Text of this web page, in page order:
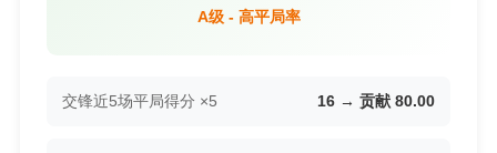
A级 - 高平局率
交锋近5场平局得分 ×5 16 → 贡献 80.00